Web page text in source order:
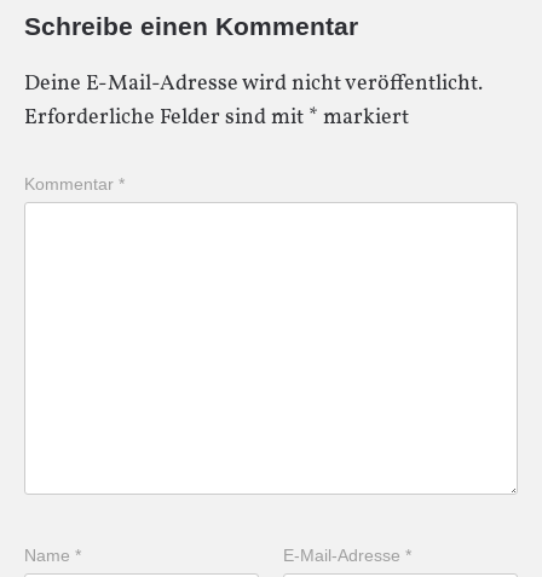
Schreibe einen Kommentar
Deine E-Mail-Adresse wird nicht veröffentlicht.
Erforderliche Felder sind mit * markiert
Kommentar *
Name * E-Mail-Adresse*